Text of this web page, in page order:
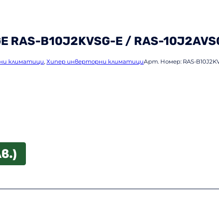
RAS-B10J2KVSG-E / RAS-
климатици, Хипер инверторни климатициАрт. Номер: RAS-